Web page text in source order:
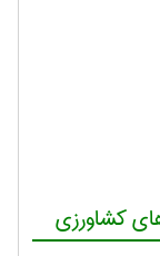
کشاورزی